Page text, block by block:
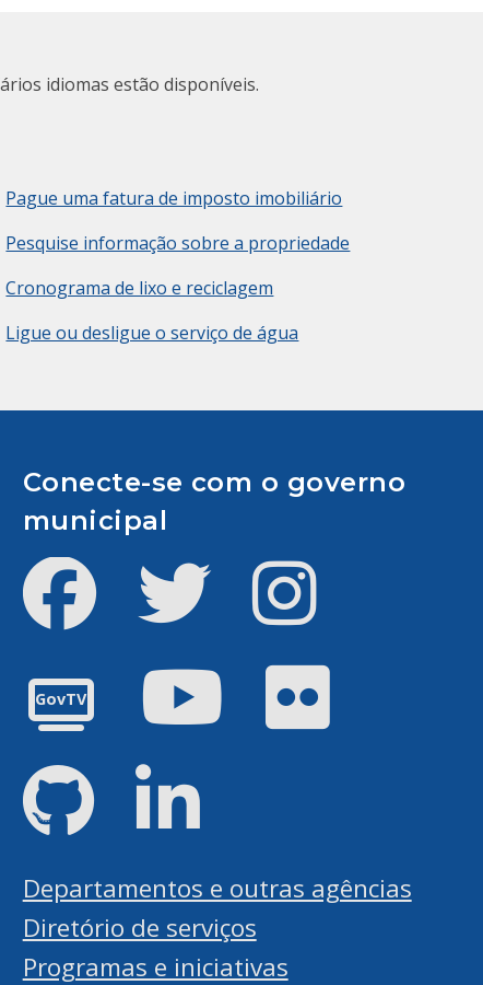
idiomas estão disponíveis.
Pague uma fatura de imposto imobiliário
Pesquise informação sobre a propriedade
Cronograma de lixo e reciclagem
Ligue ou desligue o serviço de água
Conecte-se com o governo
municipal
FacebookTwitter Instagram
GovTV
Youtube Flickr
GitHub
Departamentos e outras agências
Diretório de serviços
Programas e iniciativas